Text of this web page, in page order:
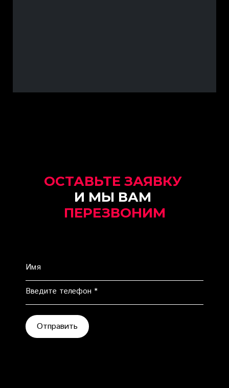
ОСТАВЬТЕ ЗАЯВКУ
И МЫ ВАМ
ПЕРЕЗВОНИМ
Имя
Введите телефон *
Отправить